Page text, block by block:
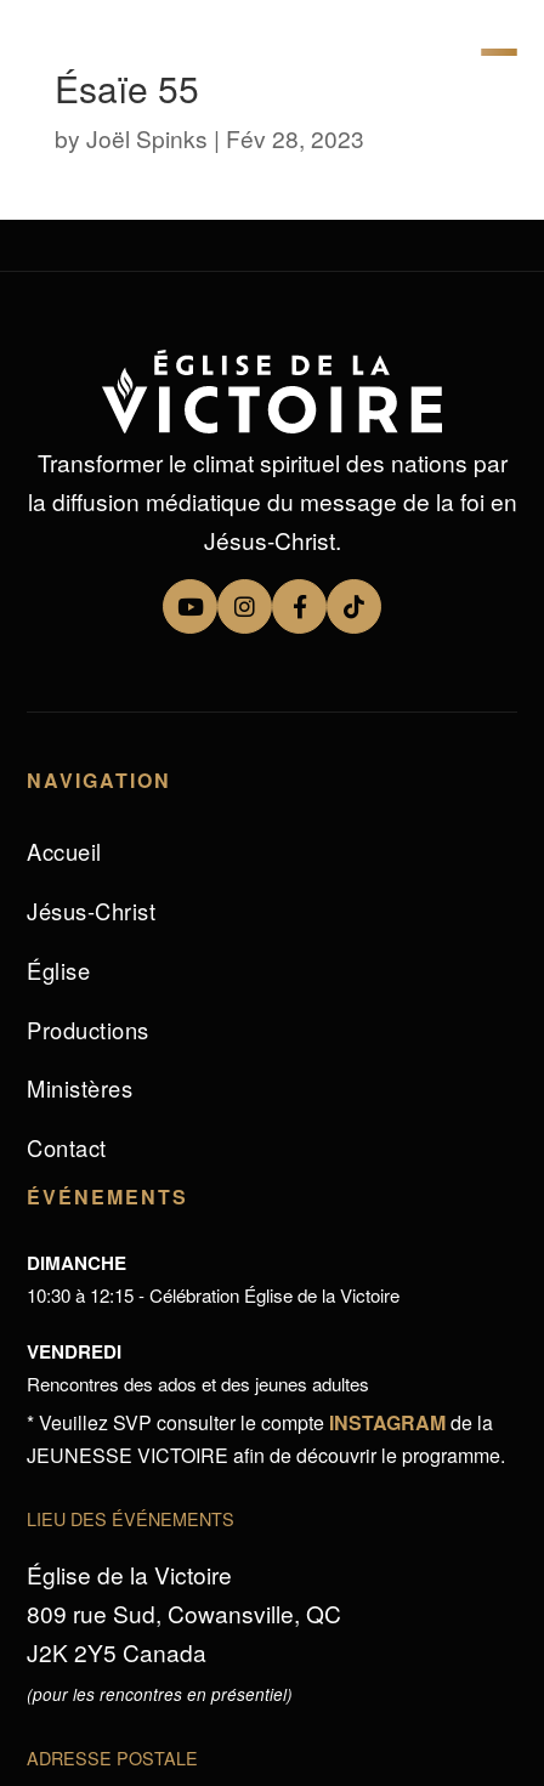
Ésaïe 55
by Joël Spinks | Fév 28, 2023
Transformer le climat spirituel des nations par
la diffusion médiatique du message de la foi en
Jésus-Christ.
NAVIGATION
Accueil
Jésus-Christ
Église
Productions
Ministères
Contact
ÉVÉNEMENTS
DIMANCHE
10:30 à 12:15 - Célébration Église de la Victoire
VENDREDI
Rencontres des ados et des jeunes adultes
* Veuillez SVP consulter le compte INSTAGRAMde la
JEUNESSE VICTOIRE afin de découvrir le programme.
LIEU DES ÉVÉNEMENTS
Église de la Victoire
809 rue Sud, Cowansville, QC
J2K 2Y5 Canada
(pour les rencontres en présentiel)
ADRESSE POSTALE